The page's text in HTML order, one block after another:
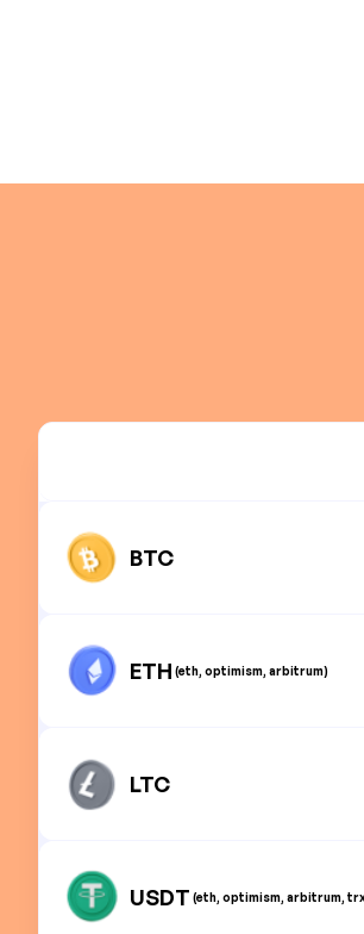
BTC
ETH (eth, optimism, arbitrum)
LTC
USDT (eth, optimism, arbitrum,